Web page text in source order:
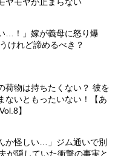
ヤモヤが止まらない
…！」嫁が義母に怒り爆
けれど諦めるべき？
荷物は持ちたくない？ 彼を
ないともったいない！【あ
】
か怪しい…」ジム通いで別
が隠していた衝撃の事実と